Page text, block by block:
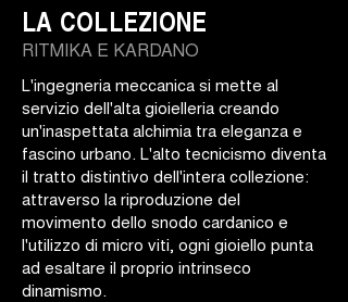
LA COLLEZIONE
RITMIKA E KARDANO
L'ingegneria meccanica si mette al
servizio dell'alta gioielleria creando
un'inaspettata alchimia tra eleganza e
fascino urbano. L'alto tecnicismo diventa
il tratto distintivo dell'intera collezione:
attraverso la riproduzione del
movimento dello snodo cardanico e
l'utilizzo di micro viti, ogni gioiello punta
ad esaltare il proprio intrinseco
dinamismo.